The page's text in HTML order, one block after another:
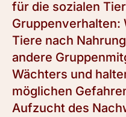
für die sozialen
Gruppenverhalten:
Tiere nach
andere
Wächters und
möglichen
Aufzucht des